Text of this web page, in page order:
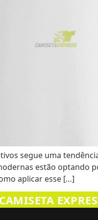
segue uma
estão optando
aplicar esse […]
EXPRESS